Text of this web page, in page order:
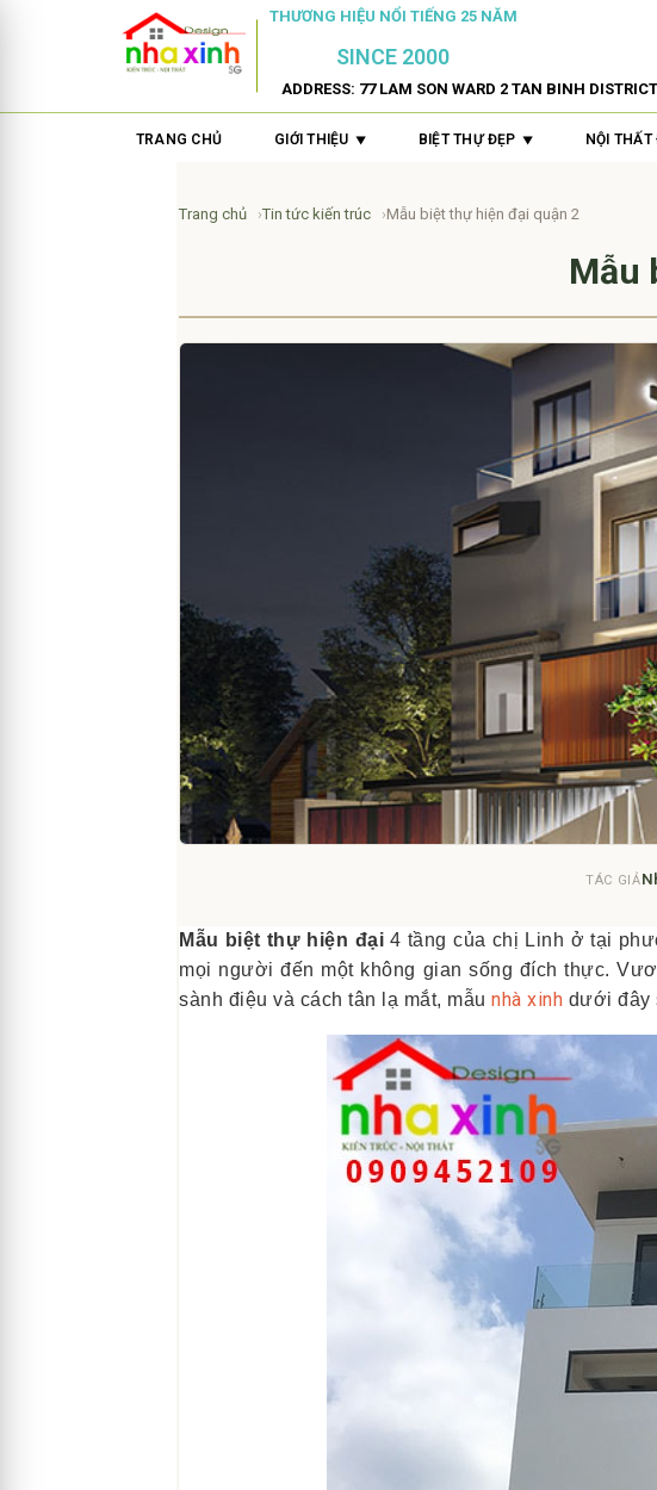
THƯƠNG HIỆU NỔI TIẾNG 25 NĂM
SINCE 2000
ADDRESS: 77 LAM SON WARD 2 TAN BINH DISTRICT
TRANG CHỦ GIỚI THIỆU BIỆT THỰ ĐẸP NỘI THẤT
Trang chủ Tin tức kiến trúc Mẫu biệt thự hiện đại quận 2
Mẫu
TÁC GIẢ
Mẫu biệt thự hiện đại 4 tầng của chị Linh ở tại
mọi người đến một không gian sống đích thực.
sành điệu và cách tân lạ mắt, mẫu nhà xinh dưới đây